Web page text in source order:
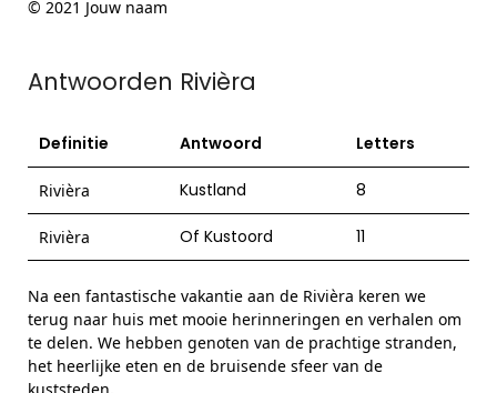
© 2021 Jouw naam
Antwoorden Rivièra
Definitie Antwoord Letters
Rivièra Kustland 8
Rivièra Of Kustoord 11
Na een fantastische vakantie aan de Rivièra keren we
terug naar huis met mooie herinneringen en verhalen om
te delen. We hebben genoten van de prachtige stranden,
het heerlijke eten en de bruisende sfeer van de